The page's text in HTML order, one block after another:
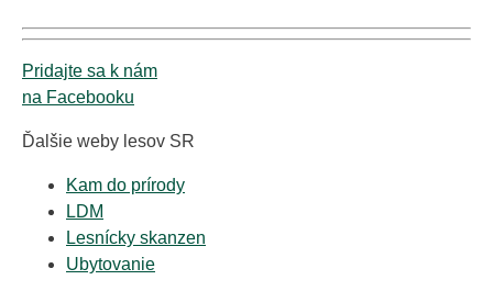
Pridajte sa k nám
na Facebooku
Ďalšie weby lesov SR
Kam do prírody
LDM
Lesnícky skanzen
Ubytovanie